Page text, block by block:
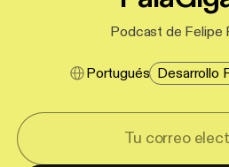
Podcast de Felipe
Portugués Desarrollo